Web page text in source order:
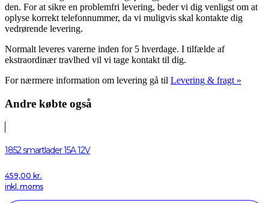
den. For at sikre en problemfri levering, beder vi dig venligst om at
oplyse korrekt telefonnummer, da vi muligvis skal kontakte dig
vedrørende levering.
Normalt leveres varerne inden for 5 hverdage. I tilfælde af
ekstraordinær travlhed vil vi tage kontakt til dig.
For nærmere information om levering gå til Levering & fragt »
Andre købte også
1852 smartlader 15A 12V
459,00 kr.
inkl. moms